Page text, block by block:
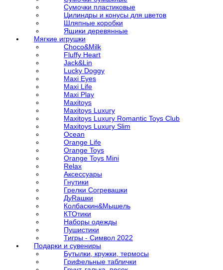
Сумочки пластиковые
Цилиндры и конусы для цветов
Шляпные коробки
Ящики деревянные
Мягкие игрушки
Choco&Milk
Fluffy Heart
Jack&Lin
Lucky Doggy
Maxi Eyes
Maxi Life
Maxi Play
Maxitoys
Maxitoys Luxury
Maxitoys Luxury Romantic Toys Club
Maxitoys Luxury Slim
Ocean
Orange Life
Orange Toys
Orange Toys Mini
Relax
Аксессуары
Гнутики
Грелки Согревашки
ДуRашки
Колбаскин&Мышель
КТОтики
Наборы одежды
Пушистики
Тигры - Символ 2022
Подарки и сувениры
Бутылки, кружки, термосы
Грифельные таблички